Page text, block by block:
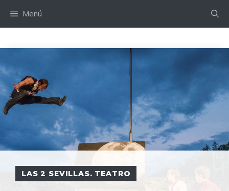
Menú
LAS 2 SEVILLAS. TEATRO